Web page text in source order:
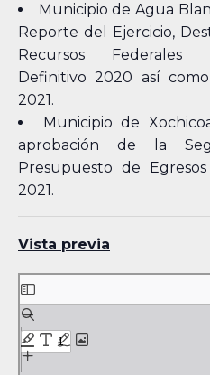
Municipio de Agua
Reporte del Ejercicio,
Recursos Federales
Definitivo 2020 así
2021.
Municipio de
aprobación de la
Presupuesto de
2021.
Vista previa
Skip
to
PDF
content